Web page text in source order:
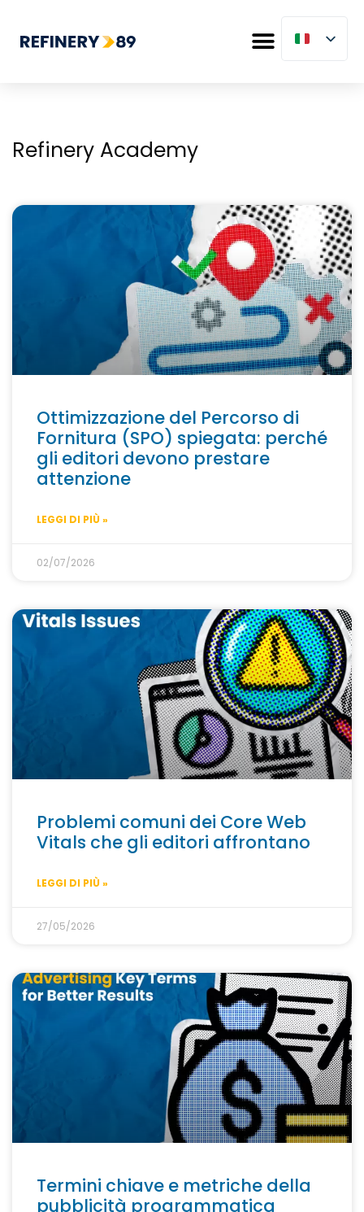
Refinery Academy
Ottimizzazione del Percorso di
Fornitura (SPO) spiegata: perché
gli editori devono prestare
attenzione
LEGGI DI PIÙ »
02/07/2026
Problemi comuni dei Core Web
Vitals che gli editori affrontano
LEGGI DI PIÙ »
27/05/2026
Termini chiave e metriche della
pubblicità programmatica